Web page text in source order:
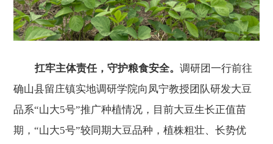
扛牢主体责任，守护粮食安全。 调研团一行前往
确山县留庄镇实地调研学院向凤宁教授团队研发大豆
品系“山大5号”推广种植情况，目前大豆生长正值苗
期，“山大5号”较同期大豆品种，植株粗壮、长势优